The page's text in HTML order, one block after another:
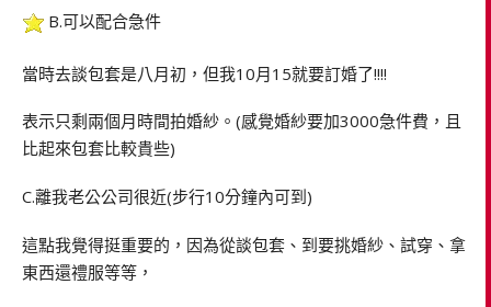
B.可以配合急件
當時去談包套是八月初，但我10月15就要訂婚了!!!!
表示只剩兩個月時間拍婚紗。(感覺婚紗要加3000急件費，且
比起來包套比較貴些)
C.離我老公公司很近(步行10分鐘內可到)
這點我覺得挺重要的，因為從談包套、到要挑婚紗、試穿、拿
東西還禮服等等，